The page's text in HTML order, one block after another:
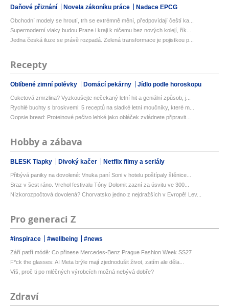
Daňové přiznání Novela zákoníku práce Nadace EPCG
Obchodní modely se hroutí, trh se extrémně mění, předpovídají čeští ka...
Supermoderní vlaky budou Praze i kraji k ničemu bez nových kolejí, řík...
Jedna česká iluze se právě rozpadá. Zelená transformace je pojistkou p...
Recepty
Oblíbené zimní polévky Domácí pekárny Jídlo podle horoskopu
Cuketová zmrzlina? Vyzkoušejte nečekaný letní hit a geniální způsob, j...
Rychlé buchty s broskvemi: 5 receptů na sladké letní moučníky, které m...
Oopsie bread: Proteinové pečivo lehké jako obláček zvládnete připravit...
Hobby a zábava
BLESK Tlapky Divoký kačer Netflix filmy a seriály
Přibývá paniky na dovolené: Vnuka paní Soni v hotelu poštípaly štěnice...
Sraz v šest ráno. Vrchol festivalu Tóny Dolomit zazní za úsvitu ve 300...
Nízkorozpočtová dovolená? Chorvatsko jedno z nejdražších v Evropě! Lev...
Pro generaci Z
#inspirace #wellbeing #news
Září patří módě: Co přinese Mercedes-Benz Prague Fashion Week SS27
F*ck the glasses: AI Meta brýle mají zjednodušit život, zatím ale děla...
Víš, proč ti po mléčných výrobcích možná nebývá dobře?
Zdraví